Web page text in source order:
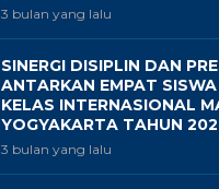
3 bulan yang lalu
SINERGI DISIPLIN DAN
ANTARKAN EMPAT
KELAS INTERNASIONAL
YOGYAKARTA TAHUN
3 bulan yang lalu